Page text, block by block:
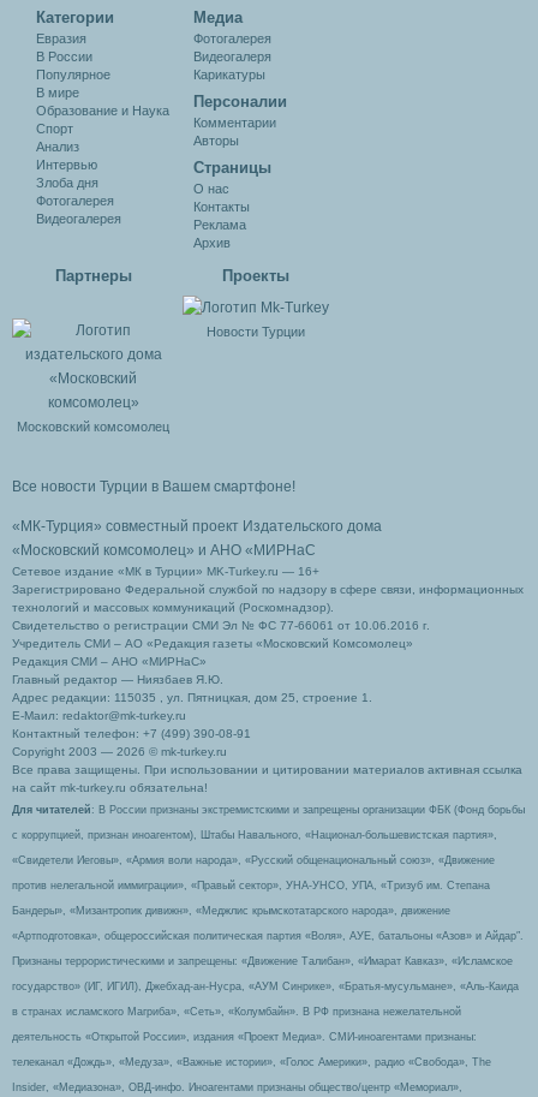
Категории
Евразия
В России
Популярное
В мире
Образование и Наука
Спорт
Анализ
Интервью
Злоба дня
Фотогалерея
Видеогалерея
Медиа
Фотогалерея
Видеогалеря
Карикатуры
Персоналии
Комментарии
Авторы
Cтраницы
О нас
Контакты
Реклама
Архив
Партнеры
Московский комсомолец
Проекты
Новости Турции
Все новости Турции в Вашем смартфоне!
«МК-Турция» совместный проект Издательского дома
«Московский комсомолец» и АНО «МИРНаС
Сетевое издание «МК в Турции» MK-Turkey.ru — 16+
Зарегистрировано Федеральной службой по надзору в сфере связи, информационных
технологий и массовых коммуникаций (Роскомнадзор).
Свидетельство о регистрации СМИ Эл № ФС 77-66061 от 10.06.2016 г.
Учредитель СМИ – АО «Редакция газеты «Московский Комсомолец»
Редакция СМИ – АНО «МИРНаС»
Главный редактор — Ниязбаев Я.Ю.
Адрес редакции: 115035 , ул. Пятницкая, дом 25, строение 1.
Е-Маил: redaktor@mk-turkey.ru
Контактный телефон: +7 (499) 390-08-91
Copyright 2003 — 2026 © mk-turkey.ru
Все права защищены. При использовании и цитировании материалов активная ссылка
на сайт mk-turkey.ru обязательна!
Для читателей : В России признаны экстремистскими и запрещены организации ФБК (Фонд борьбы
с коррупцией, признан иноагентом), Штабы Навального, «Национал-большевистская партия»,
«Свидетели Иеговы», «Армия воли народа», «Русский общенациональный союз», «Движение
против нелегальной иммиграции», «Правый сектор», УНА-УНСО, УПА, «Тризуб им. Степана
Бандеры», «Мизантропик дивижн», «Меджлис крымскотатарского народа», движение
«Артподготовка», общероссийская политическая партия «Воля», АУЕ, батальоны «Азов» и Айдар″.
Признаны террористическими и запрещены: «Движение Талибан», «Имарат Кавказ», «Исламское
государство» (ИГ, ИГИЛ), Джебхад-ан-Нусра, «АУМ Синрике», «Братья-мусульмане», «Аль-Каида
в странах исламского Магриба», «Сеть», «Колумбайн». В РФ признана нежелательной
деятельность «Открытой России», издания «Проект Медиа». СМИ-иноагентами признаны:
телеканал «Дождь», «Медуза», «Важные истории», «Голос Америки», радио «Свобода», The
Insider, «Медиазона», ОВД-инфо. Иноагентами признаны общество/центр «Мемориал»,